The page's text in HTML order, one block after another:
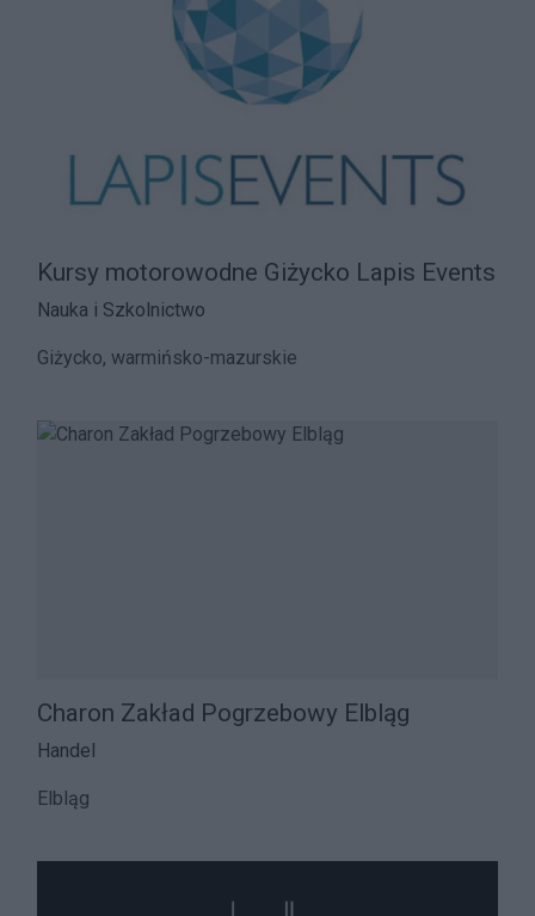
Kursy motorowodne Giżycko Lapis Events
Nauka i Szkolnictwo
Giżycko, warmińsko-mazurskie
Charon Zakład Pogrzebowy Elbląg
Handel
Elbląg